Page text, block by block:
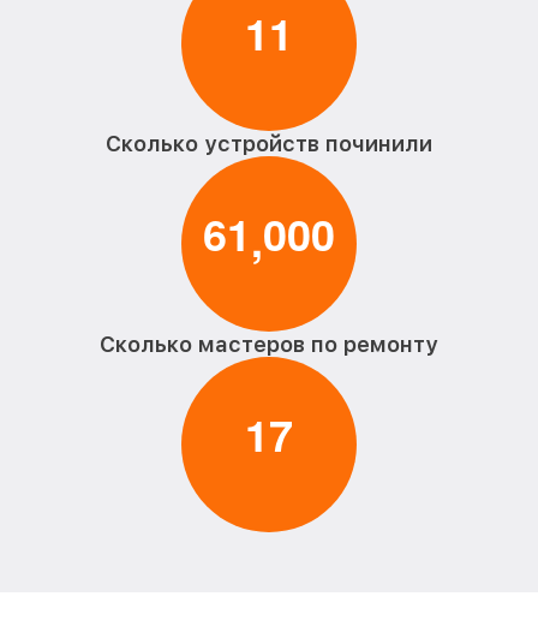
11
Сколько устройств починили
61,000
Сколько мастеров по ремонту
17